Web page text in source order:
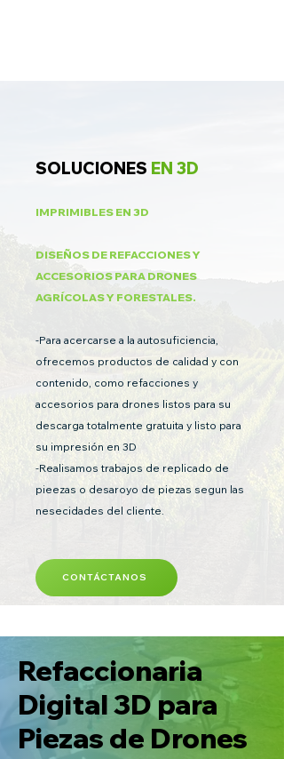
SOLUCIONES EN 3D
IMPRIMIBLES EN 3D
DISEÑOS DE REFACCIONES Y
ACCESORIOS PARA DRONES
AGRÍCOLAS Y FORESTALES.
-Para acercarse a la autosuficiencia,
ofrecemos productos de calidad y con
contenido, como refacciones y
accesorios para drones listos para su
descarga totalmente gratuita y listo para
su impresión en 3D
-Realisamos trabajos de replicado de
pieezas o desaroyo de piezas segun las
nesecidades del cliente.
CONTÁCTANOS
Refaccionaria
Digital 3D para
Piezas de Drones